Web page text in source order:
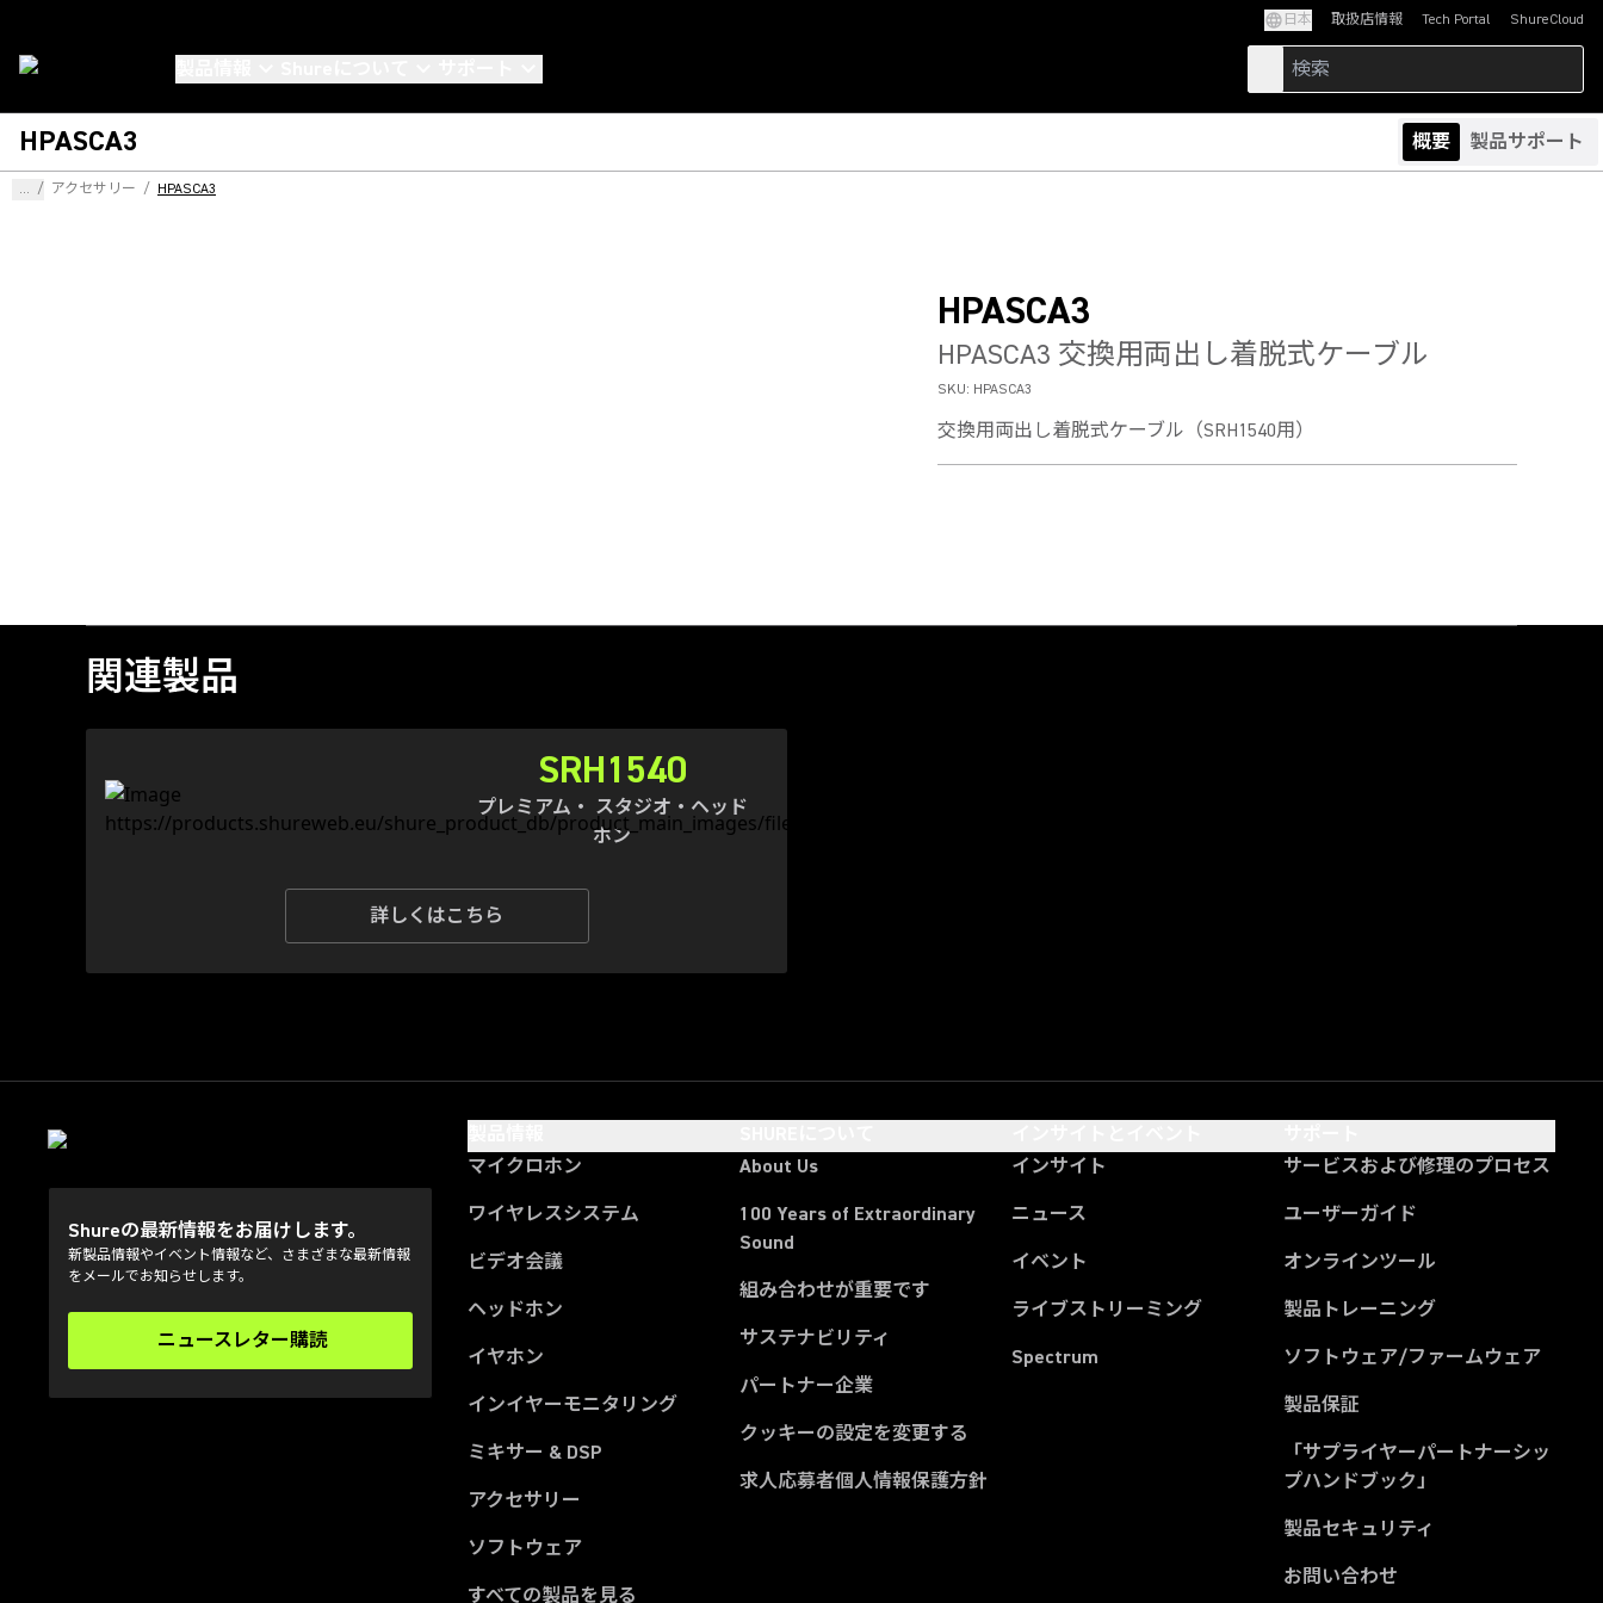
日本 取扱店情報 Tech Portal
(Opens in a new tab)ShureCloud
(Opens in a new
HPASCA3 概要 製品サポート
... / アクセサリー / HPASCA3
HPASCA3
HPASCA3 交換用両出し着脱式ケーブル
SKU: HPASCA3
交換用両出し着脱式ケーブル（SRH1540用）
関連製品
SRH1540
プレミアム・ スタジオ・ヘッド
ホン
詳しくはこちら
Shureの最新情報をお届けします。
新製品情報やイベント情報など、さまざまな最新情報
をメールでお知らせします。
ニュースレター購読
(Opens in a new tab)
マイクロホン
ワイヤレスシステム
ビデオ会議
ヘッドホン
イヤホン
インイヤーモニタリング
ミキサー & DSP
アクセサリー
ソフトウェア
すべての製品を見る
About Us
100 Years of Extraordinary
Sound
組み合わせが重要です
サステナビリティ
パートナー企業
クッキーの設定を変更する
求人応募者個人情報保護方針
インサイト
ニュース
イベント
ライブストリーミング
Spectrum
サービスおよび修理のプロセス
ユーザーガイド
オンラインツール
製品トレーニング
ソフトウェア/ファームウェア
製品保証
「サプライヤーパートナーシッ
プハンドブック」
製品セキュリティ
お問い合わせ